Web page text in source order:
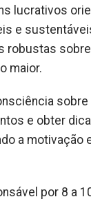
lucrativos
​​e
maior.
e obter
a
por 8 a